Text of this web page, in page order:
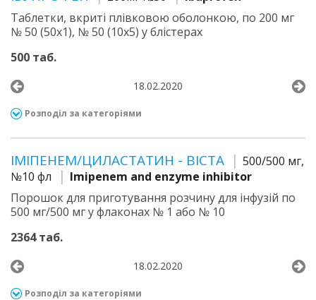
Таблетки, вкриті плівковою оболонкою, по 200 мг
№ 50 (50х1), № 50 (10х5) у блістерах
500 таб.
18.02.2020
Розподіл за категоріями
ІМІПЕНЕМ/ЦИЛАСТАТИН - ВІСТА
500/500 мг,
№10 фл
Imipenem and enzyme inhibitor
Порошок для приготування розчину для інфузій по
500 мг/500 мг у флаконах № 1 або № 10
2364 таб.
18.02.2020
Розподіл за категоріями